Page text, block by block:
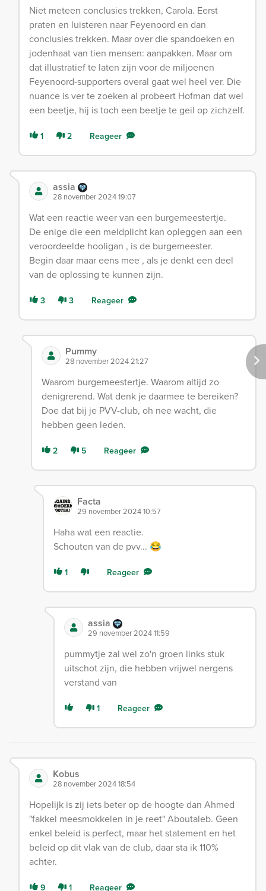
Niet meteen conclusies trekken, Carola. Eerst
praten en luisteren naar Feyenoord en dan
conclusies trekken. Maar over die spandoeken en
jodenhaat van tien mensen: aanpakken. Maar om
dat illustratief te laten zijn voor de miljoenen
Feyenoord-supporters overal gaat wel heel ver. Die
nuance is ver te zoeken al probeert Hofman dat wel
een beetje, hij is toch een beetje te geil op zichzelf.
1 2 Reageer
assia
28 november 2024 19:07
Wat een reactie weer van een burgemeestertje.
De enige die een meldplicht kan opleggen aan een
veroordeelde hooligan , is de burgemeester.
Begin daar maar eens mee , als je denkt een deel
van de oplossing te kunnen zijn.
3 3 Reageer
Pummy
28 november 2024 21:27
Waarom burgemeestertje. Waarom altijd zo
denigrerend. Wat denk je daarmee te bereiken?
Doe dat bij je PVV-club, oh nee wacht, die
hebben geen leden.
2 5 Reageer
Facta
29 november 2024 10:57
Haha wat een reactie.
Schouten van de pvv... 😂
1 Reageer
assia
29 november 2024 11:59
pummytje zal wel zo'n groen links stuk
uitschot zijn, die hebben vrijwel nergens
verstand van
1 Reageer
Kobus
28 november 2024 18:54
Hopelijk is zij iets beter op de hoogte dan Ahmed
"fakkel meesmokkelen in je reet" Aboutaleb. Geen
enkel beleid is perfect, maar het statement en het
beleid op dit vlak van de club, daar sta ik 110%
achter.
9 1 Reageer